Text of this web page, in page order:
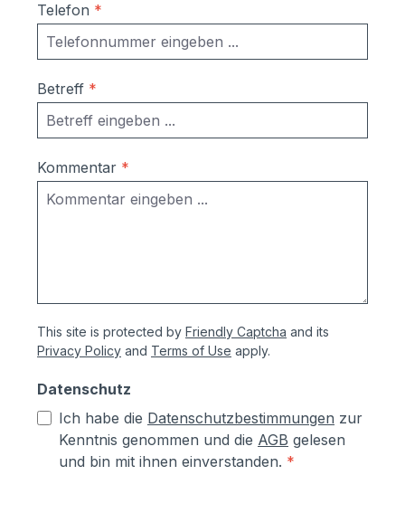
Telefon *
Betreff *
Kommentar *
This site is protected by Friendly Captcha and its
Privacy Policy and Terms of Use apply.
Datenschutz
Ich habe die Datenschutzbestimmungen zur
Kenntnis genommen und die AGB gelesen
und bin mit ihnen einverstanden. *